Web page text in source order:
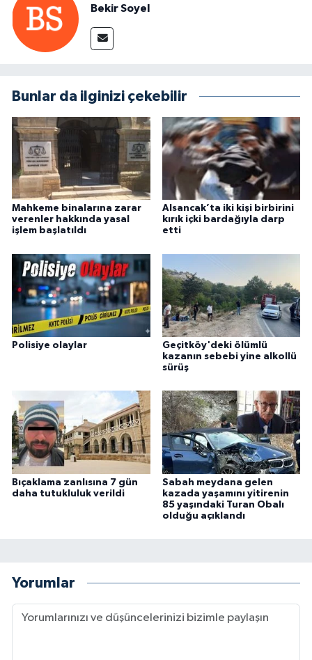
Bekir Soyel
Bunlar da ilginizi çekebilir
Mahkeme binalarına zarar
verenler hakkında yasal
işlem başlatıldı
Alsancak’ta iki kişi birbirini
kırık içki bardağıyla darp
etti
Polisiye olaylar
Geçitköy'deki ölümlü
kazanın sebebi yine alkollü
sürüş
Bıçaklama zanlısına 7 gün
daha tutukluluk verildi
Sabah meydana gelen
kazada yaşamını yitirenin
85 yaşındaki Turan Obalı
olduğu açıklandı
Yorumlar